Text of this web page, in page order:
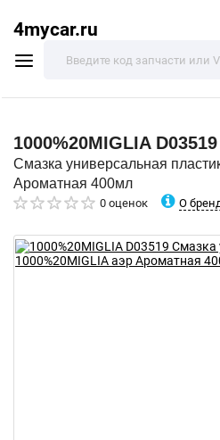
4mycar.ru
1000%20MIGLIA D03519
Смазка универсальная
Ароматная 400мл
0 оценок О